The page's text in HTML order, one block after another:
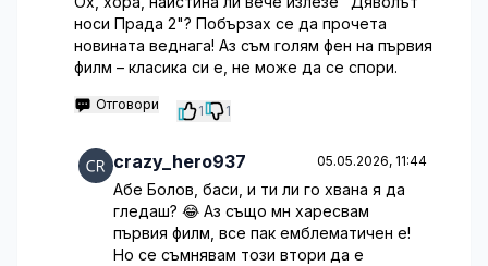
носи Прада 2"? Побързах се да прочета
новината веднага! Аз съм голям фен на първия
филм – класика си е, не може да се спори.
Отговори 1 1
crazy_hero937 05.05.2026, 11:44
Абе Болов, баси, и ти ли го хвана я да
гледаш? 😂 Аз също мн харесвам
първия филм, все пак емблематичен е!
Но се съмнявам този втори да е